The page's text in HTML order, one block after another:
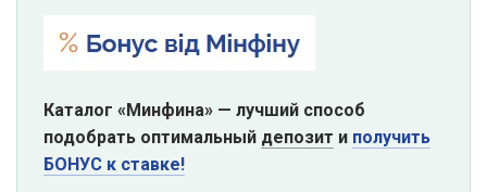
Каталог «Минфина» — лучший способ
подобрать оптимальный депозит и получить
БОНУС к ставке!